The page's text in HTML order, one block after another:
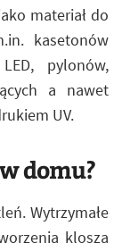
materiał do
kasetonów
pylonów,
a nawet
UV.
domu?
Wytrzymałe
klosza